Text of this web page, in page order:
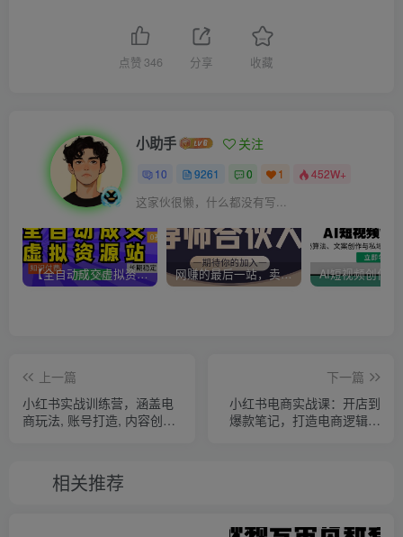
点赞 346 分享 收藏
小助手 关注
10 9261 0 1 452W+
这家伙很懒，什么都没有写...
【全自动成交虚拟资源站】站长唯一陪跑项目！月入10W+~长期稳定~ 网赚的最后一站，卖项目！做网赚顶级猎食者~
上一篇
小红书实战训练营，涵盖电
商玩法, 账号打造, 内容创作,
下一篇
小红书电商实战课：开店到
爆款笔记，打造电商逻辑体
相关推荐